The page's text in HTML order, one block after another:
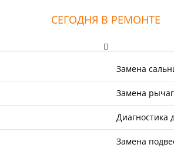
СЕГОДНЯ В РЕМОНТЕ
Замена
Замена
Диагностика
Замена